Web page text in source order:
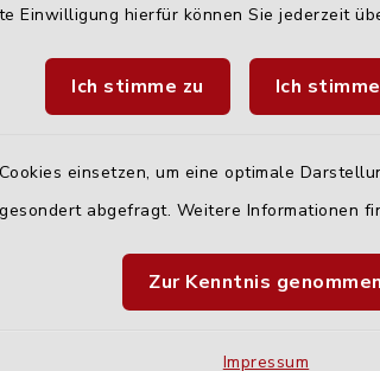
Einwilligung hierfür können Sie jederzeit
Ich stimme zu Ich
einsetzen, um eine optimale
abgefragt. Weitere Informationen
Zur Kenntnis genommen
Impressum